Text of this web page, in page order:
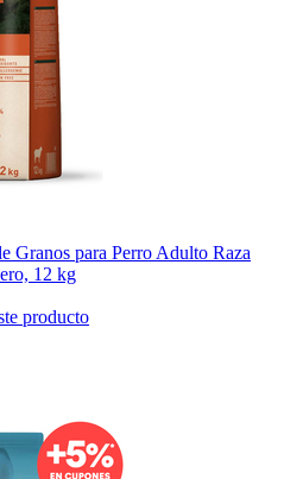
Granos para Perro Adulto Raza
12 kg
producto